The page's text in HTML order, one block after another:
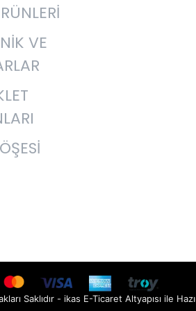
VE
Saklıdır - ikas E-Ticaret Altyapısı ile